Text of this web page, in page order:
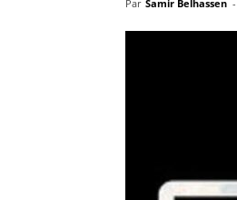
Par Samir Belhassen -